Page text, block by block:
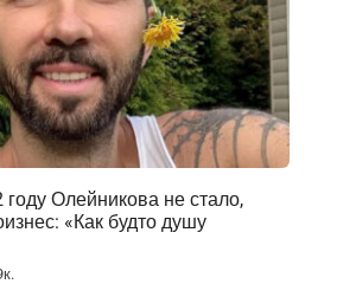
году Олейникова не стало,
«Как будто душу